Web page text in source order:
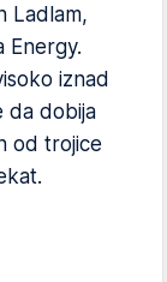
Ladlam,
Energy.
iznad
da dobija
od trojice